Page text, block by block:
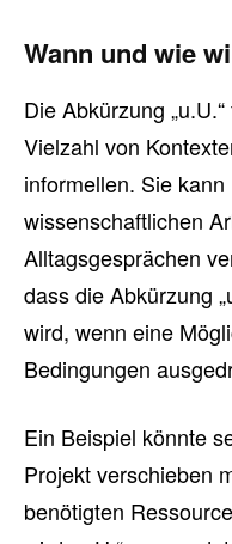
Wann und wie
Die Abkürzung
Vielzahl von
informellen. Sie
wissenschaftlichen
Alltagsgesprächen
dass die Abkürzung
wird, wenn eine
Bedingungen
Ein Beispiel könnte
Projekt verschieben
benötigten